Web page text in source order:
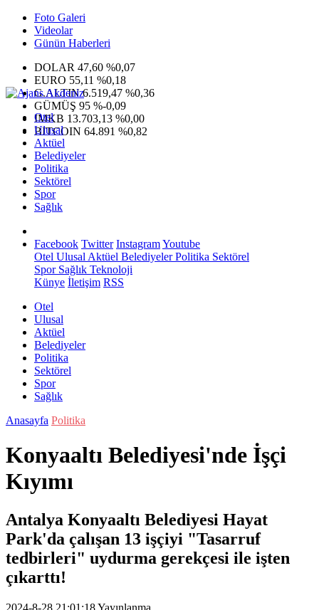
Foto Galeri
Videolar
Günün Haberleri
DOLAR 47,60 %0,07
EURO 55,11 %0,18
G.ALTIN6.519,47 %0,36
GÜMÜŞ 95 %-0,09
IMKB 13.703,13 %0,00
BITCOIN 64.891 %0,82
Otel
Ulusal
Aktüel
Belediyeler
Politika
Sektörel
Spor
Sağlık
Facebook Twitter InstagramYoutube
Otel Ulusal Aktüel BelediyelerPolitika Sektörel
SporSağlık Teknoloji
Künye İletişim RSS
Otel
Ulusal
Aktüel
Belediyeler
Politika
Sektörel
Spor
Sağlık
Anasayfa Politika
Konyaaltı Belediyesi'nde İşçi
Kıyımı
Antalya Konyaaltı Belediyesi Hayat
Park'da çalışan 13 işçiyi "Tasarruf
tedbirleri" uydurma gerekçesi ile işten
çıkarttı!
2024-8-28 21:01:18Yayınlanma